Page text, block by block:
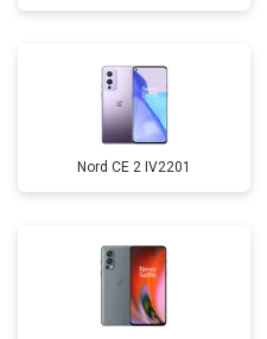
Nord CE 2 IV2201